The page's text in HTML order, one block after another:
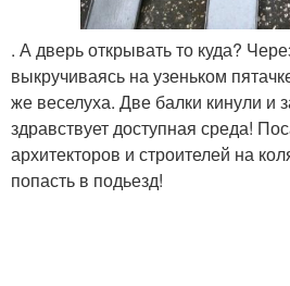
. А дверь открывать то куда?
выкручиваясь на узеньком
же веселуха. Две балки кинули
здравствует доступная среда!
архитекторов и строителей на
попасть в подьезд!